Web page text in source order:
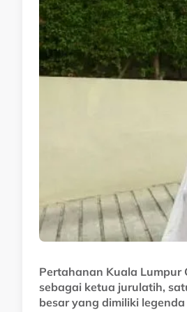
#bola sepak #PDRM FC #Liga
Pertahanan Kuala Lumpur
sebagai ketua jurulatih,
besar yang dimiliki